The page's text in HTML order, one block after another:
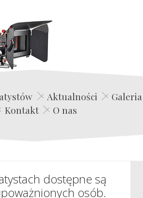
Edwin Film Agencja Aktorska
Aktualności
Galeria
Kontakt
O nas
dostępne są
osób.